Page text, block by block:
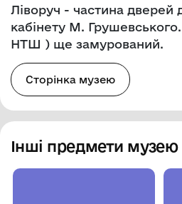
Ліворуч - частина дверей
кабінету М. Грушевського.
НТШ ) ще замурований.
Сторінка музею
Інші предмети музею